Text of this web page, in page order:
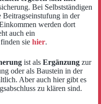
Bei Selbstständigen
in der
werden dort
auch ein
sie hier.
ist als Ergänzung zur
oder als Baustein in der
Aber auch hier gibt es
zu klären sind.